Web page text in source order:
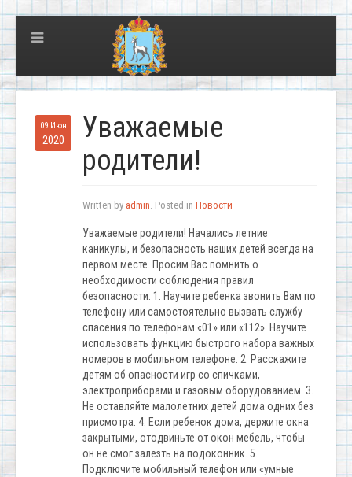
09 Июн
2020
Уважаемые
родители!
Written by admin. Posted in Новости
Уважаемые родители! Начались летние
каникулы, и безопасность наших детей всегда на
первом месте. Просим Вас помнить о
необходимости соблюдения правил
безопасности: 1. Научите ребенка звонить Вам по
телефону или самостоятельно вызвать службу
спасения по телефонам «01» или «112». Научите
использовать функцию быстрого набора важных
номеров в мобильном телефоне. 2. Расскажите
детям об опасности игр со спичками,​
электроприборами и газовым оборудованием. 3.
Не оставляйте малолетних детей дома одних без
присмотра. 4. Если ребенок дома,​ держите окна
закрытыми, отодвиньте от окон мебель, чтобы
он не смог залезть на подоконник. 5.
Подключите мобильный телефон или «умные